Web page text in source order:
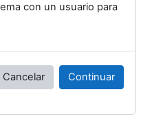
con un usuario para
Cancelar Continuar